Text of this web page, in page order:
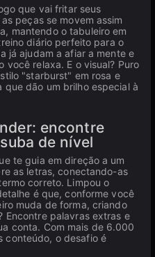
que vai fritar seus
peças se movem assim
mantendo o tabuleiro em
diário perfeito para o
já ajudam a afiar a mente e
você relaxa. E o visual? Puro
"starburst" em rosa e
dão um brilho especial à
encontre
de nível
te guia em direção a um
as letras, conectando-as
correto. Limpou o
é que, conforme você
muda de forma, criando
Encontre palavras extras e
conta. Com mais de 6.000
conteúdo, o desafio é